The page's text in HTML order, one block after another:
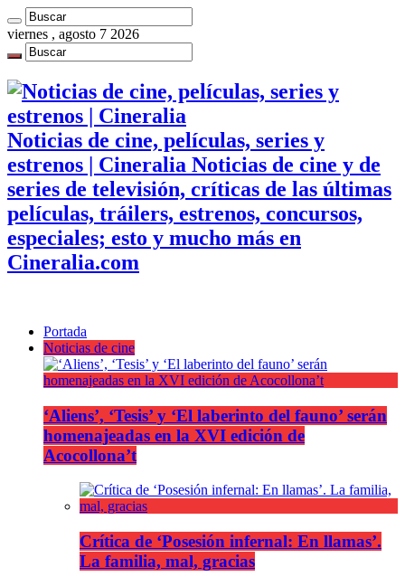
viernes , agosto 7 2026
Noticias de cine, películas, series y
estrenos | Cineralia Noticias de cine y de
series de televisión, críticas de las últimas
películas, tráilers, estrenos, concursos,
especiales; esto y mucho más en
Cineralia.com
Portada
Noticias de cine
‘Aliens’, ‘Tesis’ y ‘El laberinto del fauno’ serán
homenajeadas en la XVI edición de
Acocollona’t
Crítica de ‘Posesión infernal: En llamas’.
La familia, mal, gracias